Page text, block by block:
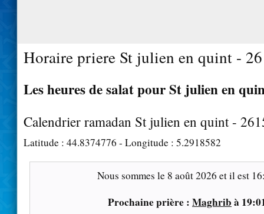
Horaire priere St julien en quint -
Les heures de salat pour St julien en
Calendrier ramadan St julien en quint -
Latitude : 44.8374776 - Longitude : 5.2918582
Nous sommes le 8 août 2026 et il est
Prochaine prière : Maghrib à